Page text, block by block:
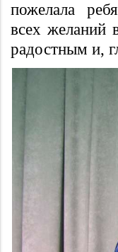
пожелала
всех желаний
радостным и,